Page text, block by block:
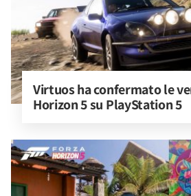
Virtuos ha confermato le
Horizon 5 su PlayStation 5